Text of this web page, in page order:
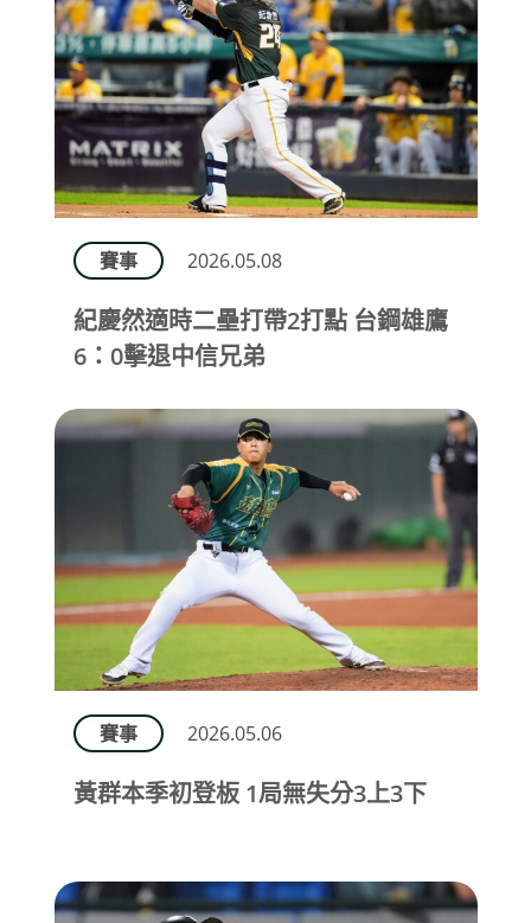
賽事 2026.05.08
紀慶然適時二壘打帶2打點 台鋼雄鷹
6：0擊退中信兄弟
賽事 2026.05.06
黃群本季初登板 1局無失分3上3下